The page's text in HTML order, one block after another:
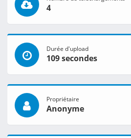
4
Durée d'upload
109 secondes
Propriétaire
Anonyme